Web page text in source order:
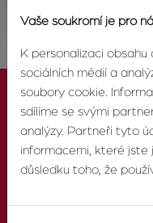
KONTAKTUJTE
Vaše soukromí je pro
K personalizaci
sociálních médií a
soubory cookie.
sdílíme se svými
analýzy. Partneři tyto
informacemi, které jste
důsledku toho, že